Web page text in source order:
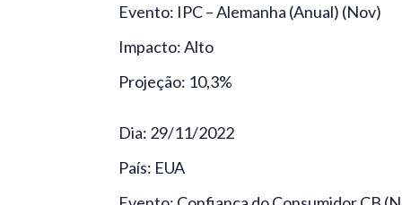
Evento: IPC – Alemanha (Anual) (Nov)
Impacto: Alto
Projeção: 10,3%
Dia: 29/11/2022
País: EUA